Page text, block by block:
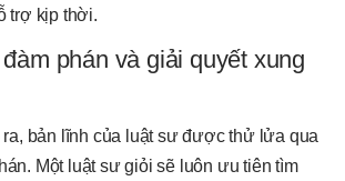
trợ kịp thời.
phán và giải quyết xung
ra, bản lĩnh của luật sư được thử lửa qua
Một luật sư giỏi sẽ luôn ưu tiên tìm